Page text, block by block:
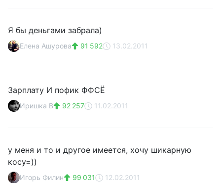
Я бы деньгами забрала)
Елена Ашурова 91 592 13.02.2011
Зарплату И пофик ФФСЁ
Иришка B 92 257 11.02.2011
у меня и то и другое имеется, хочу шикарную
косу=))
Игорь Филин 99 031 12.02.2011